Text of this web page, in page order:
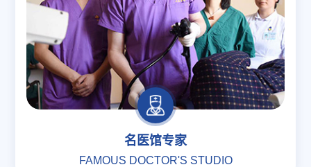
名医馆专家
FAMOUS DOCTOR'S STUDIO